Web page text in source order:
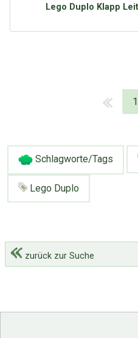
Lego Duplo Klapp
1
Schlagworte/Tags
Lego Duplo
zurück zur Suche